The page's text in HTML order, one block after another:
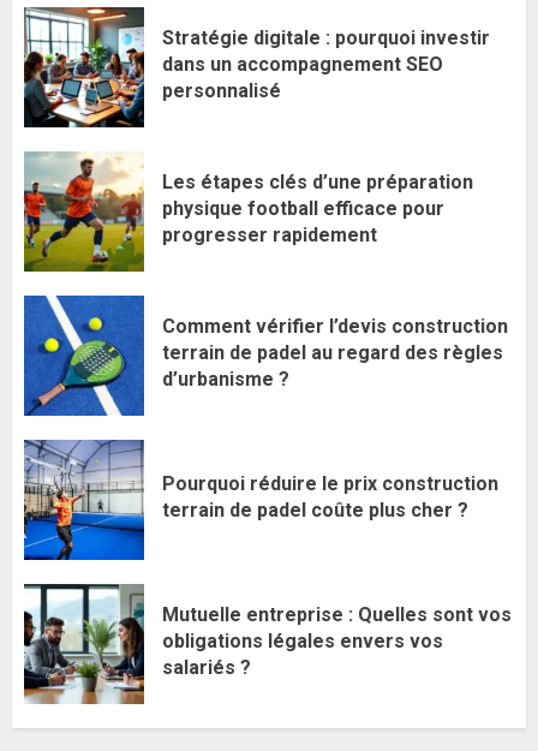
Stratégie digitale : pourquoi investir
dans un accompagnement SEO
personnalisé
Les étapes clés d’une préparation
physique football efficace pour
progresser rapidement
Comment vérifier l’devis construction
terrain de padel au regard des règles
d’urbanisme ?
Pourquoi réduire le prix construction
terrain de padel coûte plus cher ?
Mutuelle entreprise : Quelles sont vos
obligations légales envers vos
salariés ?